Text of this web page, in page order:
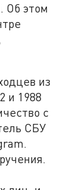
Об этом
из
и 1988
с
СБУ